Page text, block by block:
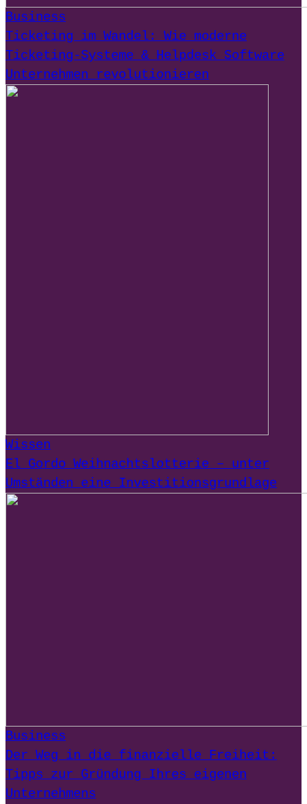
Business
Ticketing im Wandel: Wie moderne
Ticketing-Systeme & Helpdesk Software
Unternehmen revolutionieren
Wissen
El Gordo Weihnachtslotterie – unter
Umständen eine Investitionsgrundlage
Business
Der Weg in die finanzielle Freiheit:
Tipps zur Gründung Ihres eigenen
Unternehmens